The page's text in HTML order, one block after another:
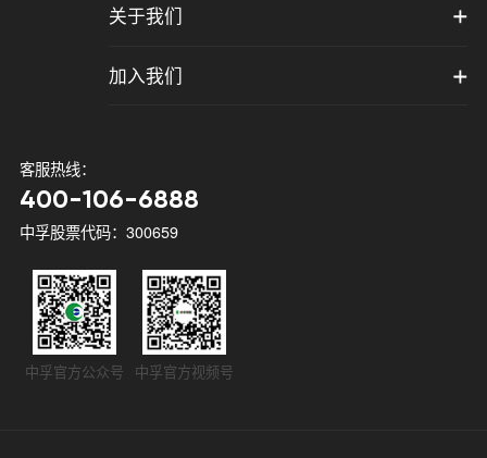
关于我们
加入我们
客服热线：
400-106-6888
中孚股票代码：300659
中孚官方公众号 中孚官方视频号